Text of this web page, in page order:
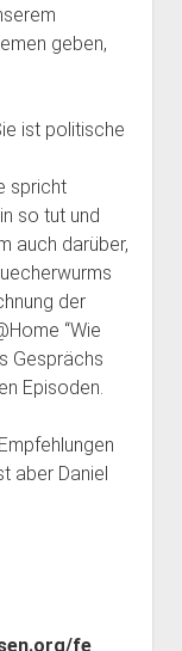
geben,
ist politische
spricht
so tut und
auch darüber,
der
“Wie
Gesprächs
Episoden.
aber Daniel
fe